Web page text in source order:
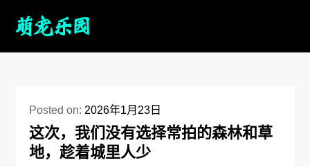
Posted on: 2026年1月23日
这次，我们没有选择常拍的森林和草
地，趁着城里人少